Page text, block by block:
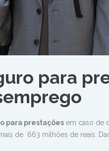
para
para prestações em caso de
de 663 milhões de reais.